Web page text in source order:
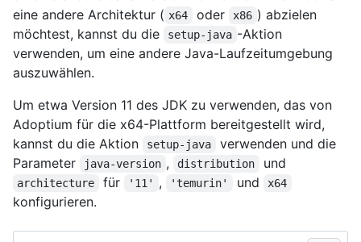
eine andere Architektur ( x64 oder x86 ) abzielen
möchtest, kannst du die
setup-java -Aktion
verwenden, um eine andere Java-Laufzeitumgebung
auszuwählen.
Um etwa Version 11 des JDK zu verwenden, das von
Adoptium für die x64-Plattform bereitgestellt wird,
kannst du die Aktion
setup-java
verwenden und die
Parameter
java-version , distribution und
architecture für '11' , 'temurin' und x64
konfigurieren.